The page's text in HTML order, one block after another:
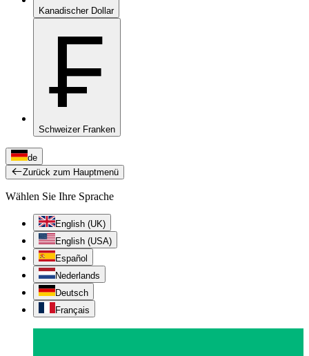
Kanadischer Dollar
₣
Schweizer Franken
de
Zurück zum Hauptmenü
Wählen Sie Ihre Sprache
English (UK)
English (USA)
Español
Nederlands
Deutsch
Français